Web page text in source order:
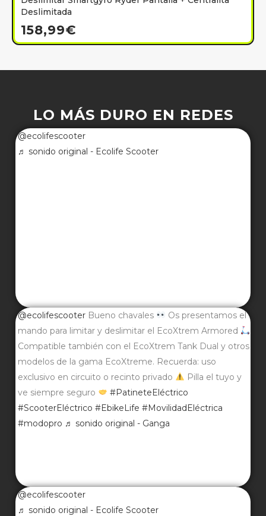
Deslimitada
158,99€
LO MÁS DURO EN REDES
@ecolifescooter
♬ sonido original - Ecolife Scooter
@ecolifescooter Bueno chavales
Os presentamos el
mando para limitar y deslimitar el EcoXtrem Armored
Compatible también con el EcoXtrem Tank Dual y otros
modelos de la gama EcoXtreme. Recuerda: uso
exclusivo en circuito o recinto privado
Pilla el tuyo y
ve siempre seguro
#PatineteEléctrico
#ScooterEléctrico #EbikeLife #MovilidadEléctrica
#modopro ♬ sonido original - Ganga
@ecolifescooter
♬ sonido original - Ecolife Scooter